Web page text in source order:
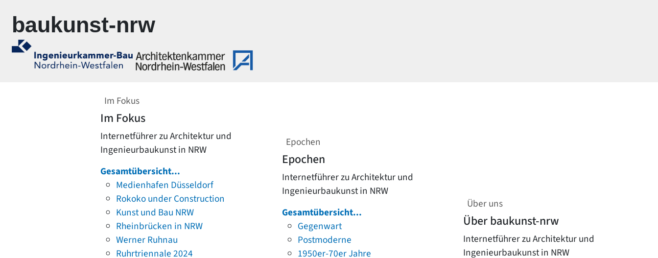
baukunst-nrw
Im Fokus
Im Fokus
Internetführer zu Architektur und
Ingenieurbaukunst in NRW
Gesamtübersicht...
Medienhafen Düsseldorf
Rokoko under Construction
Kunst und Bau NRW
Rheinbrücken in NRW
Werner Ruhnau
Ruhrtriennale 2024
Epochen
Epochen
Internetführer zu Architektur und
Ingenieurbaukunst in NRW
Gesamtübersicht...
Gegenwart
Postmoderne
1950er-70er Jahre
Über uns
Über baukunst-nrw
Internetführer zu Architektur und
Ingenieurbaukunst in NRW